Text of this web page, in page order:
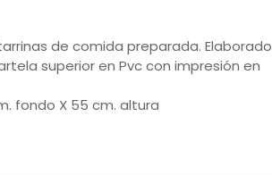
de comida preparada. Elaborado
superior en Pvc con impresión en
fondo X 55 cm. altura